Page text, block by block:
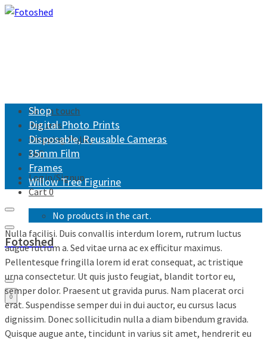
Get in touch
Returns
Shipping Policy
FAQ
Login/Signup
Cart0
No products in the cart.
Shop
Digital Photo Prints
Disposable, Reusable Cameras
35mm Film
Frames
Willow Tree Figurine
Fotoshed
0
Nulla facilisi. Duis convallis interdum lorem, rutrum luctus
augue rutrum a. Sed vitae urna ac ex efficitur maximus.
Pellentesque fringilla lorem id erat consequat, ac tristique
urna consectetur. Ut quis justo feugiat, blandit tortor eu,
semper dolor. Praesent ut gravida purus. Nam placerat orci
erat. Suspendisse semper dui in dui auctor, eu cursus lacus
dignissim. Donec sollicitudin nulla a diam bibendum gravida.
Quisque augue ante, tincidunt in varius sit amet, hendrerit eu